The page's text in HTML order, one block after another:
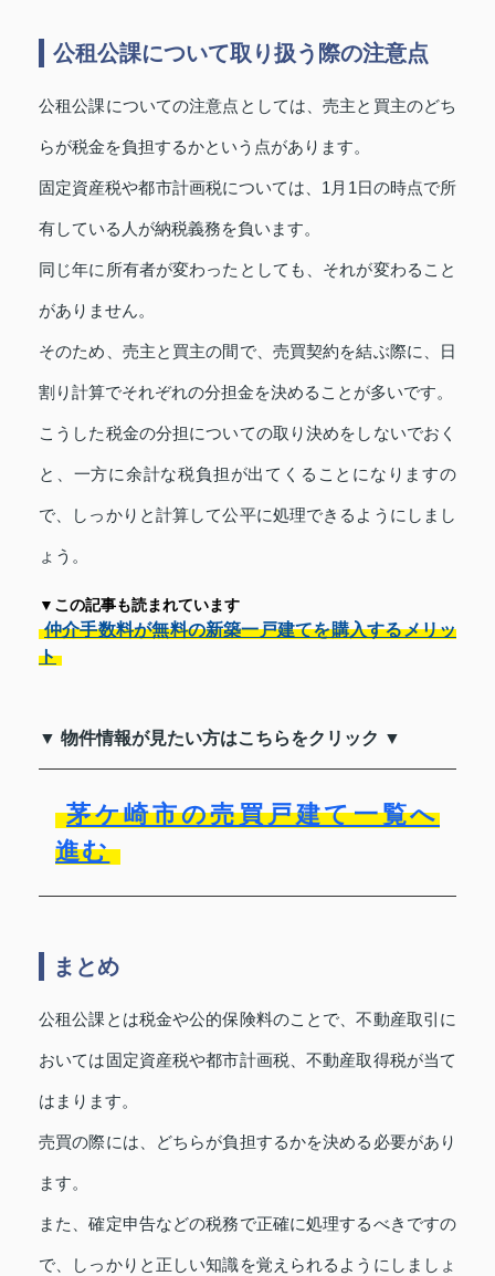
公租公課について取り扱う際の注意点
公租公課についての注意点としては、売主と買主のどち
らが税金を負担するかという点があります。
固定資産税や都市計画税については、1月1日の時点で所
有している人が納税義務を負います。
同じ年に所有者が変わったとしても、それが変わること
がありません。
そのため、売主と買主の間で、売買契約を結ぶ際に、日
割り計算でそれぞれの分担金を決めることが多いです。
こうした税金の分担についての取り決めをしないでおく
と、一方に余計な税負担が出てくることになりますの
で、しっかりと計算して公平に処理できるようにしまし
ょう。
▼この記事も読まれています
仲介手数料が無料の新築一戸建てを購入するメリッ
ト
▼ 物件情報が見たい方はこちらをクリック ▼
茅ケ崎市の売買戸建て一覧へ
進む
まとめ
公租公課とは税金や公的保険料のことで、不動産取引に
おいては固定資産税や都市計画税、不動産取得税が当て
はまります。
売買の際には、どちらが負担するかを決める必要があり
ます。
また、確定申告などの税務で正確に処理するべきですの
で、しっかりと正しい知識を覚えられるようにしましょ